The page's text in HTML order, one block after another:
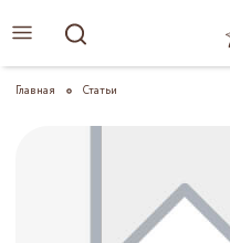
Главная Статьи